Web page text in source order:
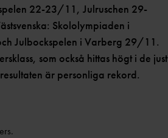
22-23/11, Julruschen 29-
Skololympiaden i
Julbockspelen i Varberg 29/11.
som också hittas högt i de just
är personliga rekord.